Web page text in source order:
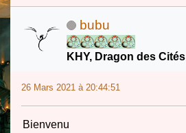
bubu
KHY, Dragon des Cités
26 Mars 2021 à 20:44:51
Bienvenu